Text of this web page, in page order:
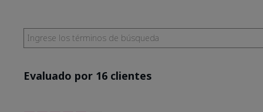
Evaluado por 16 clientes